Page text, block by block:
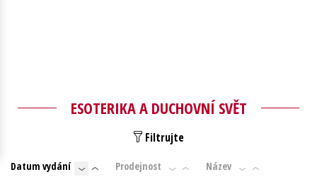
ESOTERIKA A DUCHOVNÍ SVĚT
Filtrujte
Datum vydání Prodejnost
Název